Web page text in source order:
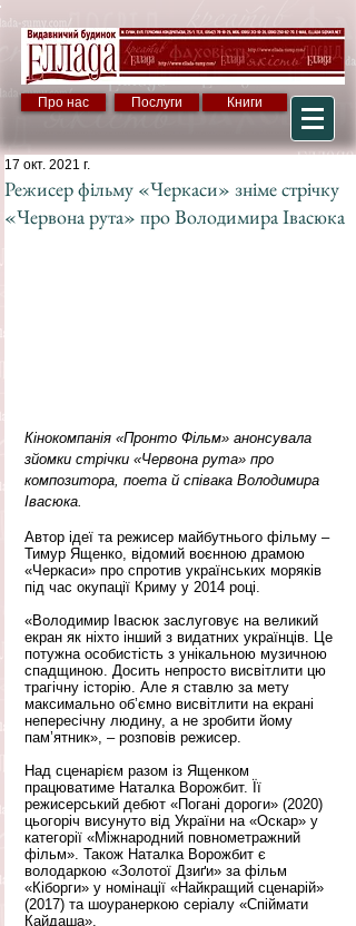
Про нас Послуги Книги
Режисер фільму «Черкаси» зніме стрічку
«Червона рута» про Володимира Івасюка
17 окт. 2021 г.
Кінокомпанія «Пронто Фільм» анонсувала
зйомки стрічки «Червона рута» про
композитора, поета й співака Володимира
Івасюка.
Автор ідеї та режисер майбутнього фільму –
Тимур Ященко, відомий воєнною драмою
«Черкаси» про спротив українських моряків
під час окупації Криму у 2014 році.
«Володимир Івасюк заслуговує на великий
екран як ніхто інший з видатних українців. Це
потужна особистість з унікальною музичною
спадщиною. Досить непросто висвітлити цю
трагічну історію. Але я ставлю за мету
максимально об’ємно висвітлити на екрані
непересічну людину, а не зробити йому
пам’ятник», – розповів режисер.
Над сценарієм разом із Ященком
працюватиме Наталка Ворожбит. Її
режисерський дебют «Погані дороги» (2020)
цьогоріч висунуто від України на «Оскар» у
категорії «Міжнародний повнометражний
фільм». Також Наталка Ворожбит є
володаркою «Золотої Дзиґи» за фільм
«Кіборги» у номінації «Найкращий сценарій»
(2017) та шоуранеркою серіалу «Спіймати
Кайдаша».